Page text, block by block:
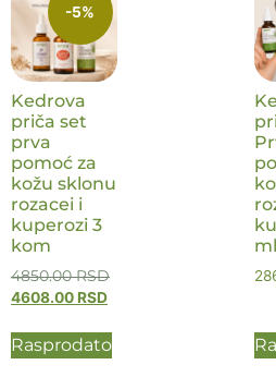
-5%
Kedrova
priča set
prva
pomoć za
kožu sklonu
rozacei i
kuperozi 3
kom
4850.00RSD
4608.00RSD
Rasprodato
ml